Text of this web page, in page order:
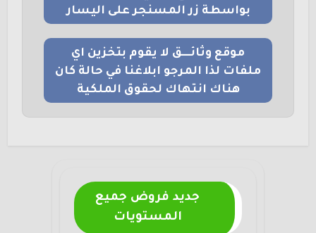
بواسطة زر المسنجر على اليسار
موقع وثائــــق لا يقوم بتخزين اي
ملفات لذا المرجو ابلاغنا في حالة كان
هناك انتهاك لحقوق الملكية
جديد فروض جميع
المستويات